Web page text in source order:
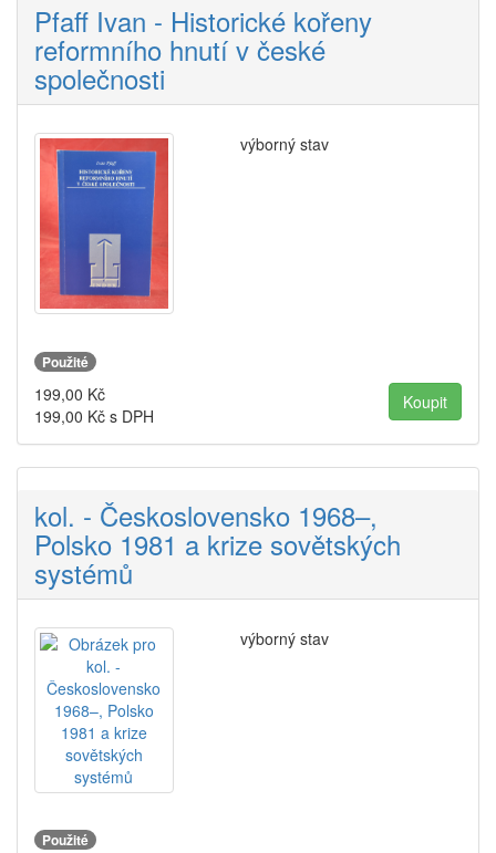
Pfaff Ivan - Historické kořeny
reformního hnutí v české
společnosti
výborný stav
Použité
199,00 Kč
199,00 Kč s DPH
kol. - Československo 1968–,
Polsko 1981 a krize sovětských
systémů
výborný stav
Použité